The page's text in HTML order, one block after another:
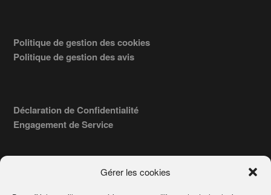
Gérer les cookies
Politique de gestion des cookies
Politique de gestion des avis
Déclaration de Confidentialité
Engagement de Service